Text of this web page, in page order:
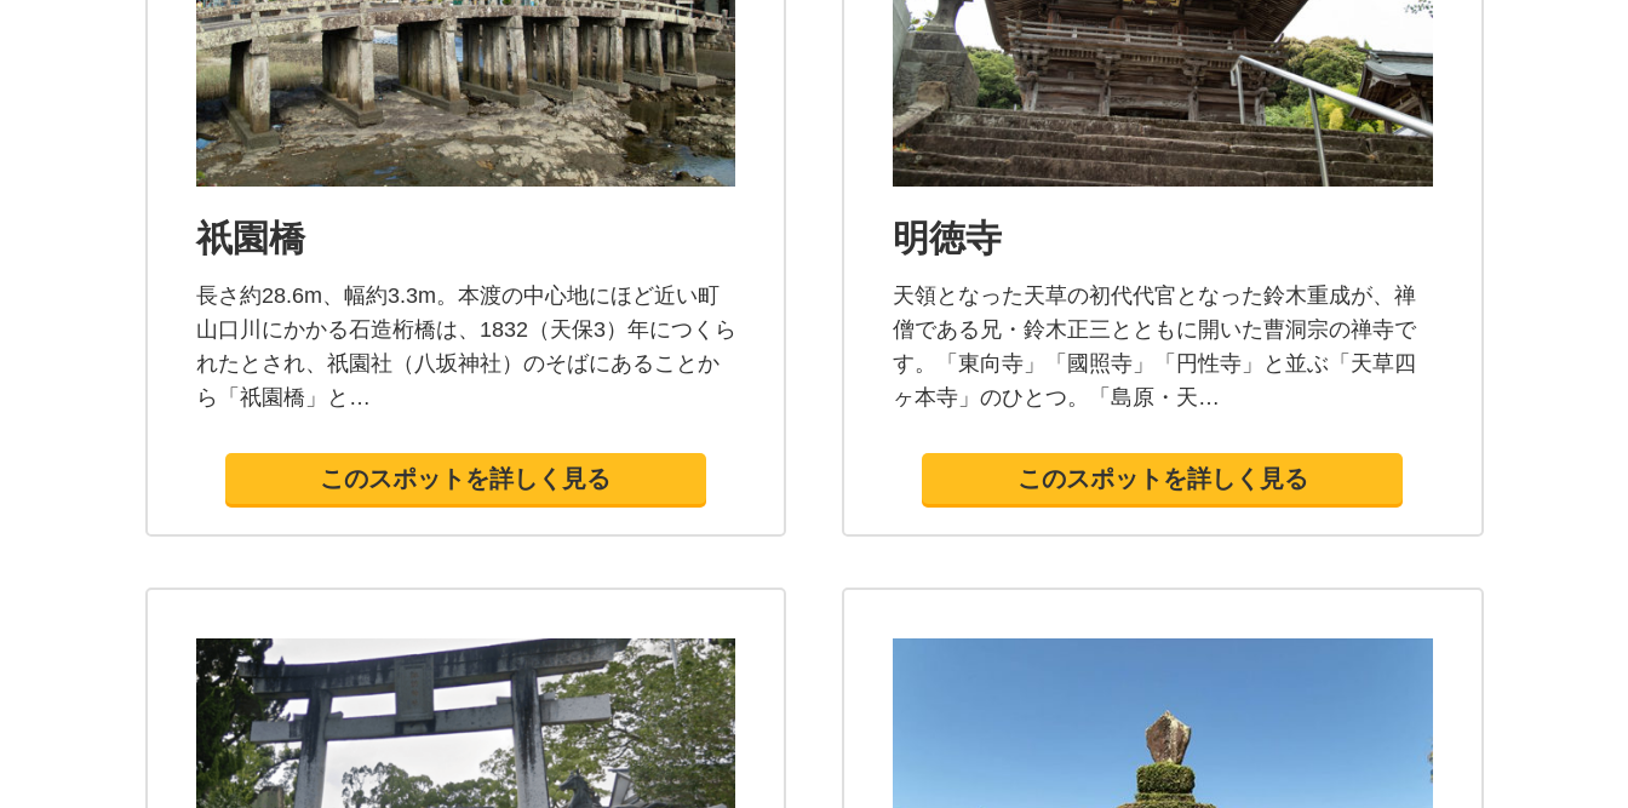
祇園橋
長さ約28.6m、幅約3.3m。本渡の中心地にほど近い町
山口川にかかる石造桁橋は、1832（天保3）年につくら
れたとされ、祇園社（八坂神社）のそばにあることか
ら「祇園橋」と…
このスポットを詳しく見る
明徳寺
天領となった天草の初代代官となった鈴木重成が、禅
僧である兄・鈴木正三とともに開いた曹洞宗の禅寺で
す。「東向寺」「國照寺」「円性寺」と並ぶ「天草四
ヶ本寺」のひとつ。「島原・天…
このスポットを詳しく見る